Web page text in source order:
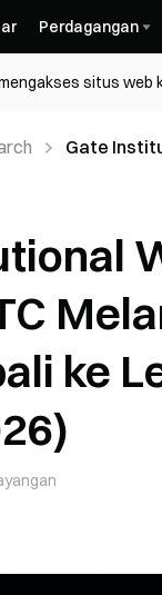
Perdagangan
situs web
Gate
ke